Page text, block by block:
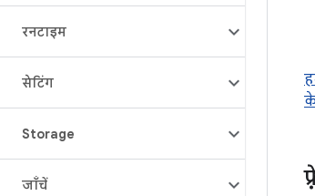
रनटाइम
सेटिंग
Storage
जाँचें